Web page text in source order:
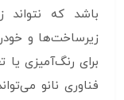
باشد که نتواند
زیرساخت‌ها و
برای رنگ‌آمیزی یا
فناوری نانو